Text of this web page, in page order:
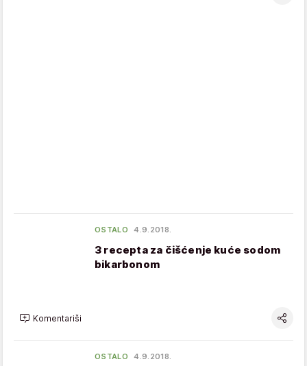
OSTALO 4.9.2018.
3 recepta za čišćenje kuće sodom
bikarbonom
Komentariši
OSTALO 4.9.2018.